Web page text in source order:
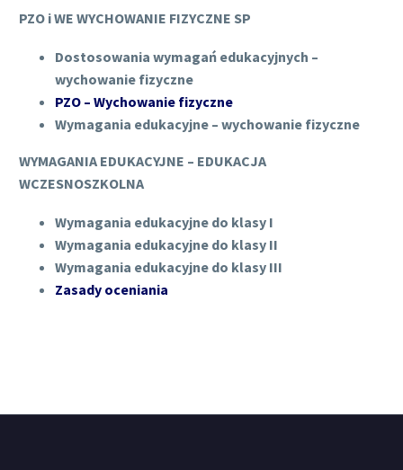
PZO i WE WYCHOWANIE FIZYCZNE SP
Dostosowania wymagań edukacyjnych –
wychowanie fizyczne
PZO – Wychowanie fizyczne
Wymagania edukacyjne – wychowanie fizyczne
WYMAGANIA EDUKACYJNE – EDUKACJA
WCZESNOSZKOLNA
Wymagania edukacyjne do klasy I
Wymagania edukacyjne do klasy II
Wymagania edukacyjne do klasy III
Zasady oceniania